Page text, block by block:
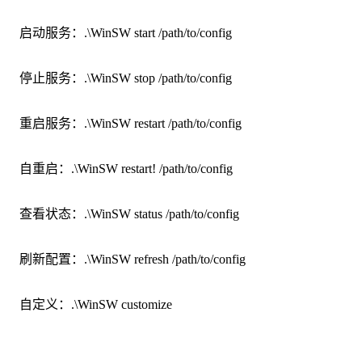
启动服务：.\WinSW start /path/to/config
停止服务：.\WinSW stop /path/to/config
重启服务：.\WinSW restart /path/to/config
自重启：.\WinSW restart! /path/to/config
查看状态：.\WinSW status /path/to/config
刷新配置：.\WinSW refresh /path/to/config
自定义：.\WinSW customize